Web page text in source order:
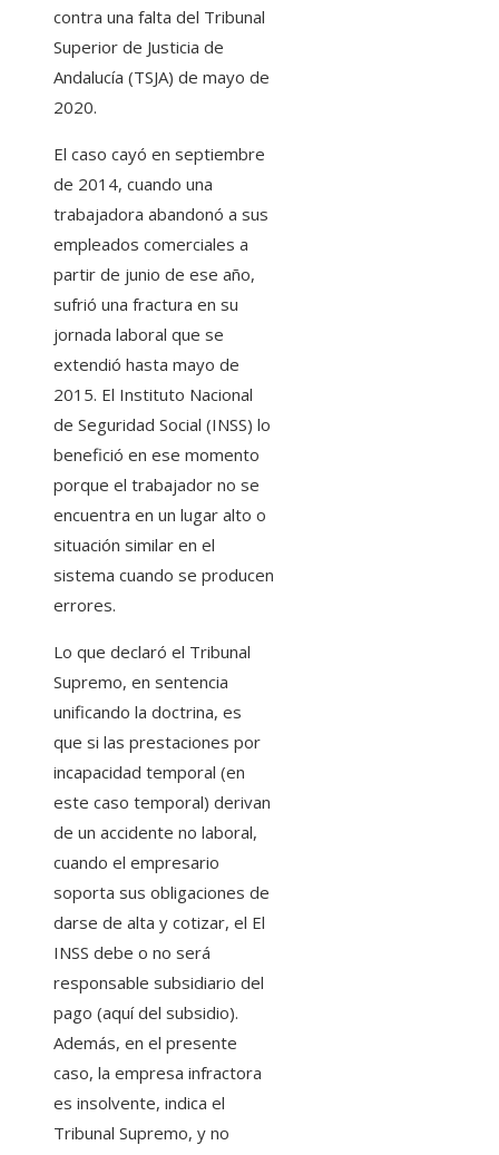
contra una falta del Tribunal
Superior de Justicia de
Andalucía (TSJA) de mayo de
2020.
El caso cayó en septiembre
de 2014, cuando una
trabajadora abandonó a sus
empleados comerciales a
partir de junio de ese año,
sufrió una fractura en su
jornada laboral que se
extendió hasta mayo de
2015. El Instituto Nacional
de Seguridad Social (INSS) lo
benefició en ese momento
porque el trabajador no se
encuentra en un lugar alto o
situación similar en el
sistema cuando se producen
errores.
Lo que declaró el Tribunal
Supremo, en sentencia
unificando la doctrina, es
que si las prestaciones por
incapacidad temporal (en
este caso temporal) derivan
de un accidente no laboral,
cuando el empresario
soporta sus obligaciones de
darse de alta y cotizar, el El
INSS debe o no será
responsable subsidiario del
pago (aquí del subsidio).
Además, en el presente
caso, la empresa infractora
es insolvente, indica el
Tribunal Supremo, y no